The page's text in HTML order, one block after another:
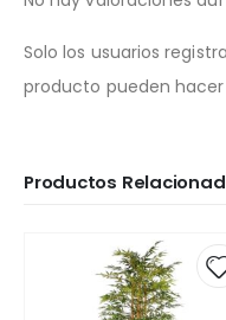
Solo los usuarios
producto pueden
Productos